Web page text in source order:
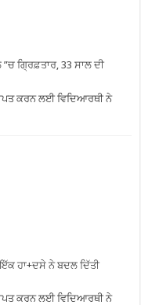
ਗ੍ਰਿਫ਼ਤਾਰ, 33 ਸਾਲ ਦੀ
ਕਰਨ ਲਈ ਵਿਦਿਆਰਥੀ ਨੇ
ਹਾ+ਦਸੇ ਨੇ ਬਦਲ ਦਿੱਤੀ
ਕਰਨ ਲਈ ਵਿਦਿਆਰਥੀ ਨੇ